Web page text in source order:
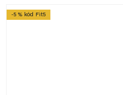
-5 % kód Fit5